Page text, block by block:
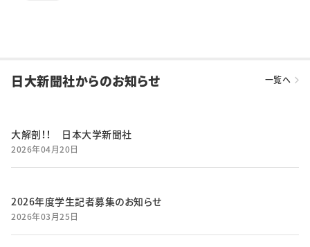
日大新聞社からのお知らせ 一覧へ
大解剖！！ 日本大学新聞社
2026年04月20日
2026年度学生記者募集のお知らせ
2026年03月25日